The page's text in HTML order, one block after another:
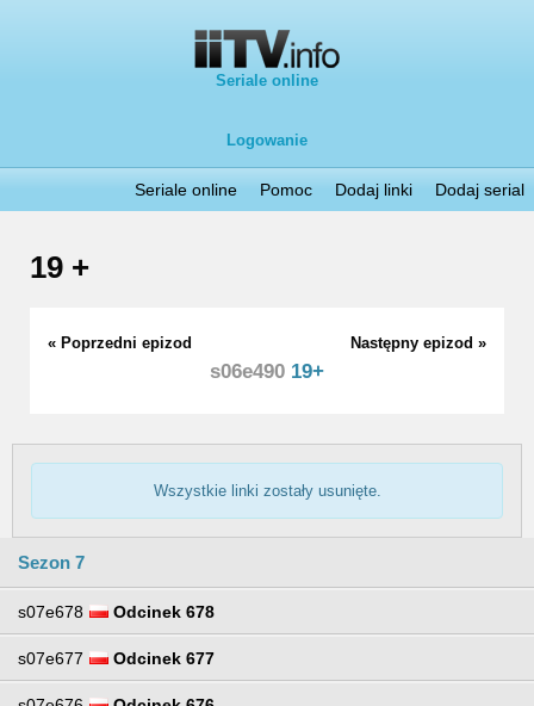
Seriale online
Logowanie
Seriale online Pomoc Dodaj linki Dodaj serial
19 +
« Poprzedni epizod Następny epizod »
s06e490 19+
Wszystkie linki zostały usunięte.
Sezon 7
s07e678 Odcinek 678
s07e677 Odcinek 677